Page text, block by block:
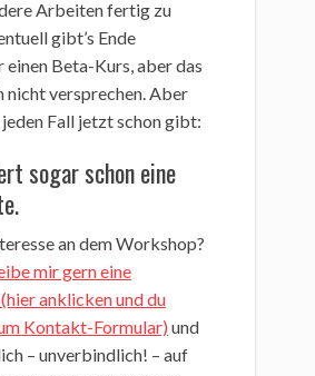
Arbeiten fertig zu
gibt’s Ende
Beta-Kurs, aber das
nicht versprechen. Aber
jeden Fall jetzt schon gibt:
sogar schon eine
an dem Workshop?
mir gern eine
anklicken und du
Kontakt-Formular) und
– unverbindlich! – auf